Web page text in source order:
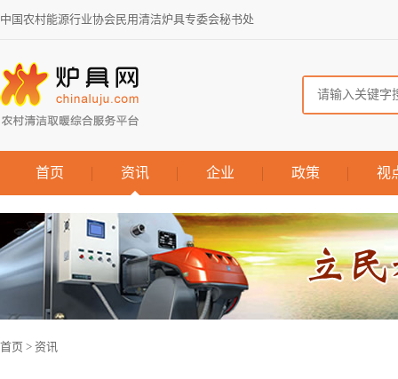
中国农村能源行业协会民用清洁炉具专委会秘书处
首页 资讯 企业 政策 视
首页 > 资讯